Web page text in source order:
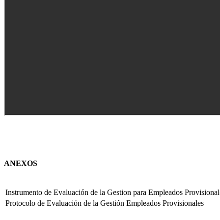
ANEXOS
Instrumento de Evaluación de la Gestion para Empleados
Protocolo de Evaluación de la Gestión Empleados Provisionales